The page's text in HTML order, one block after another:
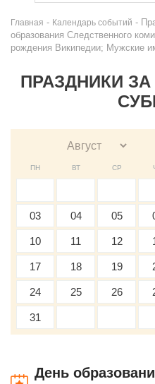
Главная - Календарь событий -
образования Следственного
рождения Википедии; Мужские
ПРАЗДНИКИ ЗА
ПН ВТ СР
03 04 05
10 11 12
17 18 19
24 25 26
31
День